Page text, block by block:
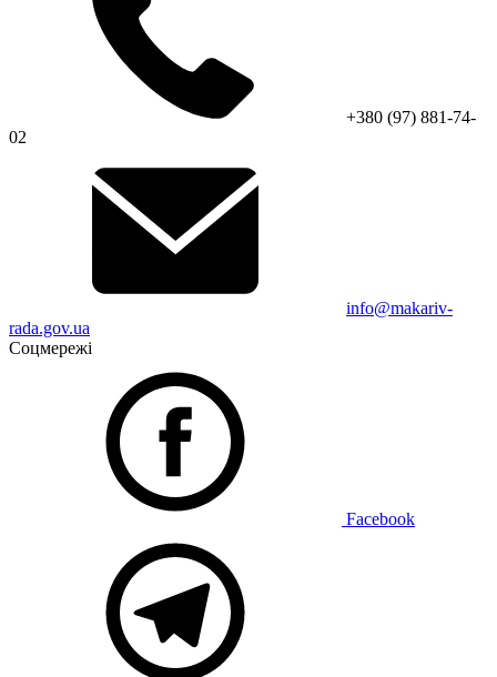
+380 (97) 881-74-
02
info@makariv-
rada.gov.ua
Соцмережі
Facebook